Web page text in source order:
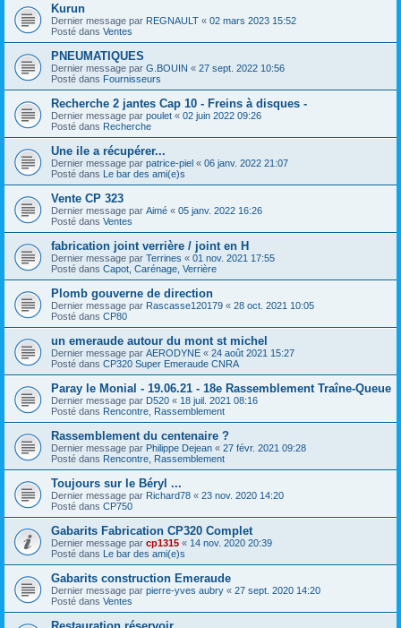
Kurun
Dernier message par REGNAULT « 02 mars 2023 15:52
Posté dans Ventes
PNEUMATIQUES
Dernier message par G.BOUIN « 27 sept. 2022 10:56
Posté dans Fournisseurs
Recherche 2 jantes Cap 10 - Freins à disques -
Dernier message par poulet « 02 juin 2022 09:26
Posté dans Recherche
Une ile a récupérer...
Dernier message par patrice-piel « 06 janv. 2022 21:07
Posté dans Le bar des ami(e)s
Vente CP 323
Dernier message par Aimé « 05 janv. 2022 16:26
Posté dans Ventes
fabrication joint verrière / joint en H
Dernier message par Terrines « 01 nov. 2021 17:55
Posté dans Capot, Carénage, Verrière
Plomb gouverne de direction
Dernier message par Rascasse120179 « 28 oct. 2021 10:05
Posté dans CP80
un emeraude autour du mont st michel
Dernier message par AERODYNE « 24 août 2021 15:27
Posté dans CP320 Super Emeraude CNRA
Paray le Monial - 19.06.21 - 18e Rassemblement Traîne-Queue
Dernier message par D520 « 18 juil. 2021 08:16
Posté dans Rencontre, Rassemblement
Rassemblement du centenaire ?
Dernier message par Philippe Dejean « 27 févr. 2021 09:28
Posté dans Rencontre, Rassemblement
Toujours sur le Béryl ...
Dernier message par Richard78 « 23 nov. 2020 14:20
Posté dans CP750
Gabarits Fabrication CP320 Complet
Dernier message par cp1315 « 14 nov. 2020 20:39
Posté dans Le bar des ami(e)s
Gabarits construction Emeraude
Dernier message par pierre-yves aubry « 27 sept. 2020 14:20
Posté dans Ventes
Restauration réservoir